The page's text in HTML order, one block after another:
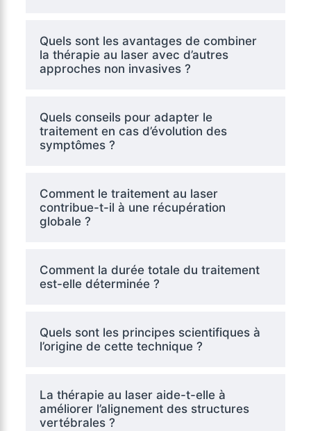
Quels sont les avantages de combiner
la thérapie au laser avec d’autres
approches non invasives ?
Quels conseils pour adapter le
traitement en cas d’évolution des
symptômes ?
Comment le traitement au laser
contribue-t-il à une récupération
globale ?
Comment la durée totale du traitement
est-elle déterminée ?
Quels sont les principes scientifiques à
l’origine de cette technique ?
La thérapie au laser aide-t-elle à
améliorer l’alignement des structures
vertébrales ?